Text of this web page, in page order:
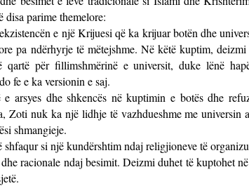
disa parime themelore:
e një Krijuesi që ka krijuar botën dhe
pa ndërhyrje të mëtejshme. Në këtë kuptim,
për fillimshmërinë e universit, duke lënë
fe e ka versionin e saj.
arsyes dhe shkencës në kuptimin e botës dhe
Zoti nuk ka një lidhje të vazhdueshme me universin
shmangieje.
si një kundërshtim ndaj religjioneve të
racionale ndaj besimit. Deizmi duhet të kuptohet